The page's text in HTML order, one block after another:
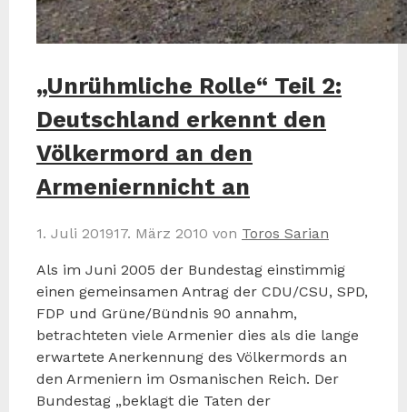
„Unrühmliche Rolle“ Teil 2:
Deutschland erkennt den
Völkermord an den
Armeniernnicht an
1. Juli 201917. März 2010 von Toros Sarian
Als im Juni 2005 der Bundestag einstimmig
einen gemeinsamen Antrag der CDU/CSU, SPD,
FDP und Grüne/Bündnis 90 annahm,
betrachteten viele Armenier dies als die lange
erwartete Anerkennung des Völkermords an
den Armeniern im Osmanischen Reich. Der
Bundestag „beklagt die Taten der